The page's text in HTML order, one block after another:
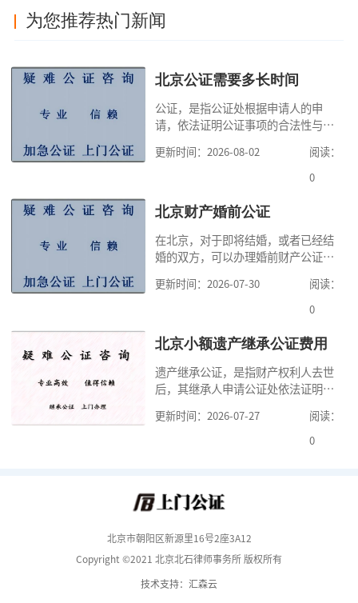
为您推荐热门新闻
北京公证需要多长时间
公证，是指公证处根据申请人的申
请，依法证明公证事项的合法性与真
高公证事项的效力，固定证据，但是
很多人不知道在北京办理公证需要多
家，办理公证的时候除了需要按照公
道北京公证需要什么材料,北京公证需
要多少钱？北京公
更新时间：2026-08-02
阅读：
0
北京财产婚前公证
在北京，对于即将结婚，或者已经结
婚的双方，可以办理婚前财产公证，
式，可以避免个人财产引发的纠纷，
但是，在北京办理婚前财产公证，除
料外，公证咨询告诉大家，我们有必
京婚前财产公证机构？了解这些不仅
有利于我们根
更新时间：2026-07-30
阅读：
0
北京小额遗产继承公证费用
遗产继承公证，是指财产权利人去世
后，其继承人申请公证处依法证明继
的证明活动。通过公证，继承人可以
拿着享有继承权的公证书办理遗产过
费。我们在办理继承公证的时候，需
更新时间：2026-07-27
阅读：
0
北京市朝阳区新源里16号2座3A12
Copyright ©2021 北京北石律师事务所 版权所有
技术支持：汇森云